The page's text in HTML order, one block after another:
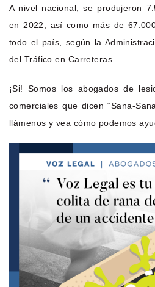
A nivel nacional, se produjeron
en 2022, así como más de
todo el país, según la
del Tráfico en Carreteras.
¡Si! Somos los abogados de
comerciales que dicen “Sana-
llámenos y vea cómo podemos